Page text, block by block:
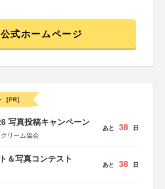
公式ホームページ
[PR]
写真投稿キャンペーン
リーム協会
あと 38 日
＆写真コンテスト
あと 38 日